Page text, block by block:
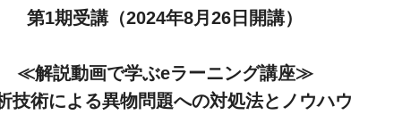
第1期受講（2024年8月26日開講）
≪解説動画で学ぶeラーニング講座≫
技術による異物問題への対処法とノウハウ